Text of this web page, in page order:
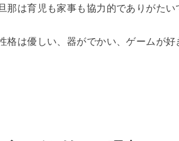
旦那は育児も家事も協力的でありがたい
格は優しい、器がでかい、ゲームが